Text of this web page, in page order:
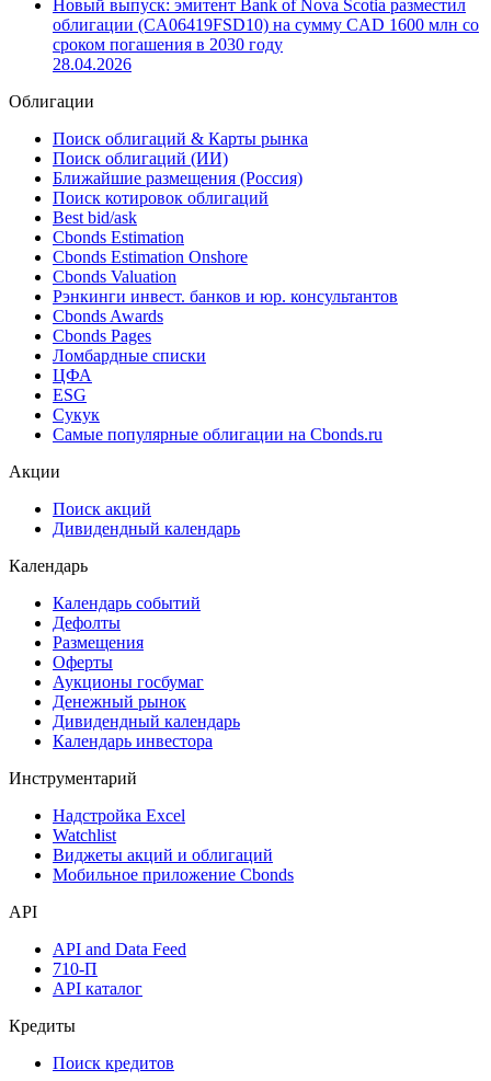
Новый выпуск: эмитент Bank of Nova Scotia разместил
облигации (CA06419FSD10) на сумму CAD 1600 млн со
сроком погашения в 2030 году
28.04.2026
Облигации
Поиск облигаций & Карты рынка
Поиск облигаций (ИИ)
Ближайшие размещения (Россия)
Поиск котировок облигаций
Best bid/ask
Cbonds Estimation
Cbonds Estimation Onshore
Cbonds Valuation
Рэнкинги инвест. банков и юр. консультантов
Cbonds Awards
Cbonds Pages
Ломбардные списки
ЦФА
ESG
Сукук
Самые популярные облигации на Cbonds.ru
Акции
Поиск акций
Дивидендный календарь
Календарь
Календарь событий
Дефолты
Размещения
Оферты
Аукционы госбумаг
Денежный рынок
Дивидендный календарь
Календарь инвестора
Инструментарий
Надстройка Excel
Watchlist
Виджеты акций и облигаций
Мобильное приложение Cbonds
API
API and Data Feed
710-П
API каталог
Кредиты
Поиск кредитов